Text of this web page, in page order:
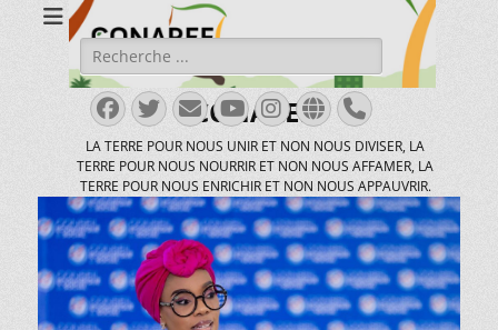
CONAREF
LA TERRE POUR NOUS UNIR ET NON NOUS DIVISER, LA
TERRE POUR NOUS NOURRIR ET NON NOUS AFFAMER, LA
TERRE POUR NOUS ENRICHIR ET NON NOUS APPAUVRIR.
Rechercher :
Facebook
Twitter
E-
mail
YouTube
Instagram
Site
web
Tél